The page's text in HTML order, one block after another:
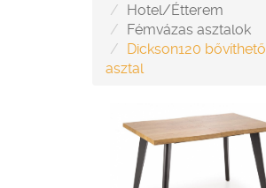
Hotel/Étterem
Fémvázas asztalok
Dickson120 bővíthető
asztal